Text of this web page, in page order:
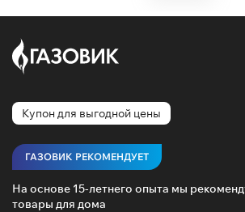
Купон для выгодной цены
ГАЗОВИК РЕКОМЕНДУЕТ
На основе 15-летнего опыта мы
товары для дома